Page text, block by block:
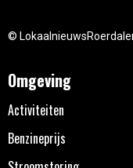
©
Omgeving
Activiteiten
Benzineprijs